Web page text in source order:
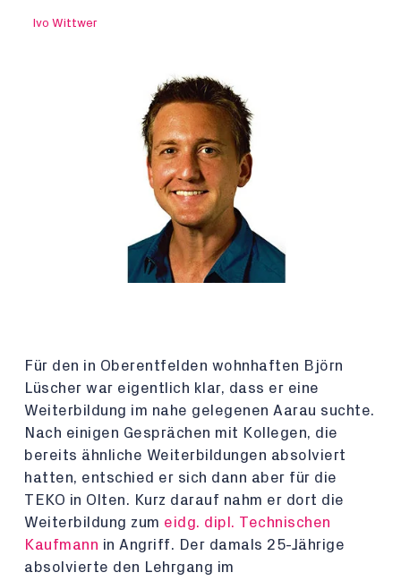
Ivo Wittwer
Für den in Oberentfelden wohnhaften Björn
Lüscher war eigentlich klar, dass er eine
Weiterbildung im nahe gelegenen Aarau suchte.
Nach einigen Gesprächen mit Kollegen, die
bereits ähnliche Weiterbildungen absolviert
hatten, entschied er sich dann aber für die
TEKO in Olten. Kurz darauf nahm er dort die
Weiterbildung zum eidg. dipl. Technischen
Kaufmann in Angriff. Der damals 25-Jährige
absolvierte den Lehrgang im